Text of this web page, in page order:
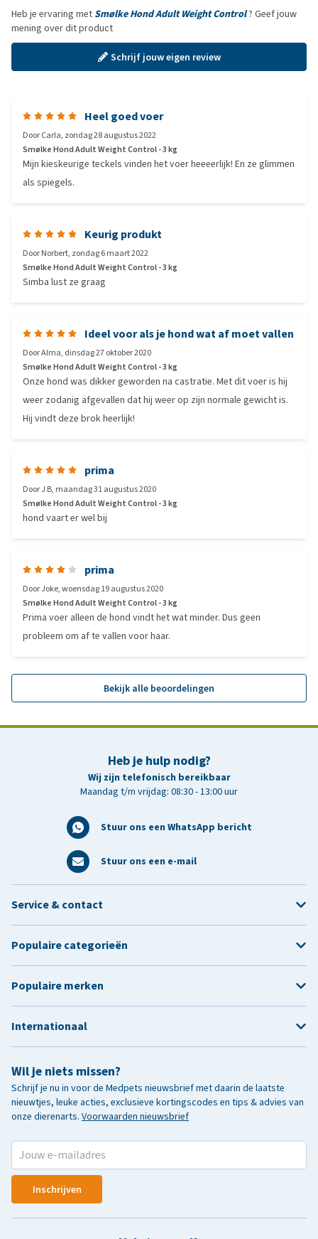
Heb je ervaring met Smølke Hond Adult Weight Control? Geef jouw
mening over dit product
Schrijf jouw eigen review
Heel goed voer
DoorCarla, zondag 28 augustus 2022
Smølke Hond Adult Weight Control - 3 kg
Mijn kieskeurige teckels vinden het voer heeeerlijk! En ze glimmen
als spiegels.
Keurig produkt
DoorNorbert, zondag 6 maart 2022
Smølke Hond Adult Weight Control - 3 kg
Simba lust ze graag
Ideel voor als je hond wat af moet vallen
DoorAlma, dinsdag 27 oktober 2020
Smølke Hond Adult Weight Control - 3 kg
Onze hond was dikker geworden na castratie. Met dit voer is hij
weer zodanig afgevallen dat hij weer op zijn normale gewicht is.
Hij vindt deze brok heerlijk!
prima
DoorJ B, maandag 31 augustus 2020
Smølke Hond Adult Weight Control - 3 kg
hond vaart er wel bij
prima
DoorJoke,woensdag 19 augustus 2020
Smølke Hond Adult Weight Control - 3 kg
Prima voer alleen de hond vindt het wat minder. Dus geen
probleem om af te vallen voor haar.
Bekijk alle beoordelingen
Heb je hulp nodig?
Wij zijn telefonisch bereikbaar
Maandag t/m vrijdag: 08:30 - 13:00 uur
Stuur ons een WhatsApp bericht
Stuur ons een e-mail
Wil je niets missen?
Schrijf je nu in voor de Medpets nieuwsbrief met daarin de laatste
nieuwtjes, leuke acties, exclusieve kortingscodes en tips & advies van
onze dierenarts. Voorwaarden nieuwsbrief
Inschrijven
Service & contact
Populaire categorieën
Populaire merken
Internationaal